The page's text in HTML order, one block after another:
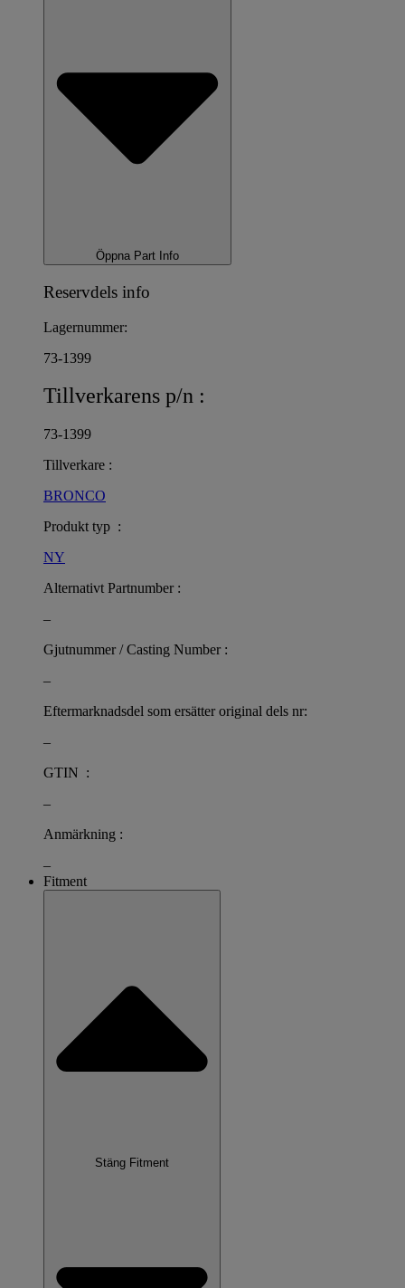
Öppna Part Info
Reservdels info
Lagernummer:
73-1399
Tillverkarens p/n :
73-1399
Tillverkare :
BRONCO
Produkt typ :
NY
Alternativt Partnumber :
–
Gjutnummer / Casting Number :
–
Eftermarknadsdel som ersätter original dels nr:
–
GTIN :
–
Anmärkning :
–
Fitment
Stäng Fitment